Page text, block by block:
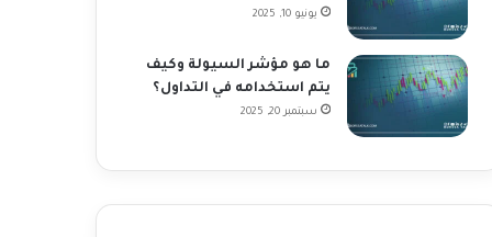
يونيو 10, 2025
ما هو مؤشر السيولة وكيف
يتم استخدامه في التداول؟
سبتمبر 20, 2025